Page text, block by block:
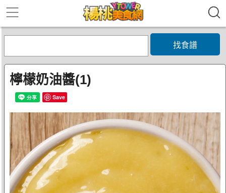
找食譜
檸檬奶油醬(1)
Save